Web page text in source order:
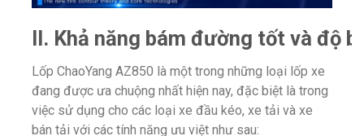
II. Khả năng bám đường tốt và độ
Lốp ChaoYang AZ850 là một trong những loại lốp xe
đang được ưa chuộng nhất hiện nay, đặc biệt là trong
việc sử dụng cho các loại xe đầu kéo, xe tải và xe
bán tải với các tính năng ưu việt như sau: